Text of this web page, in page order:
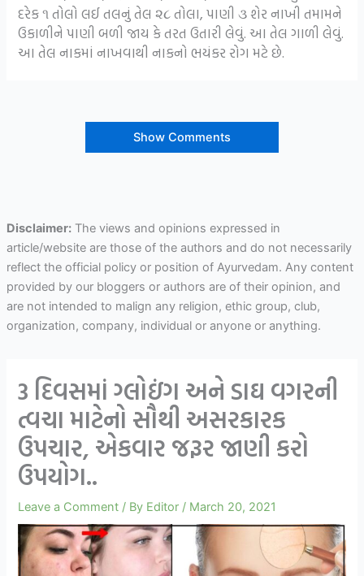
દરેક ૧ તોલો લઈ તલનું તેલ ૨૮ તોલા, પાણી ૩ શેર નાખી તમામને
ઉકાળીને પાણી બળી જાય કે તરત ઉતારી લેવું. આ તેલ ગાળી લેવું.
આ તેલ નાકમાં નાખવાથી નાકનો ભયંકર રોગ મટે છે.
Show Comments
Disclaimer:The views and opinions expressed in
article/website are those of the authors and do not necessarily
reflect the official policy or position of Ayurvedam. Any content
provided by our bloggers or authors are of their opinion, and
are not intended to malign any religion, ethic group, club,
organization, company, individual or anyone or anything.
3 દિવસમાં ગ્લોઇંગ અને ડાઘ વગરની
ત્વચા માટેનો સૌથી અસરકારક
ઉપચાર, એકવાર જરૂર જાણી કરો
ઉપયોગ..
Leave a Comment / By Editor / March 20, 2021